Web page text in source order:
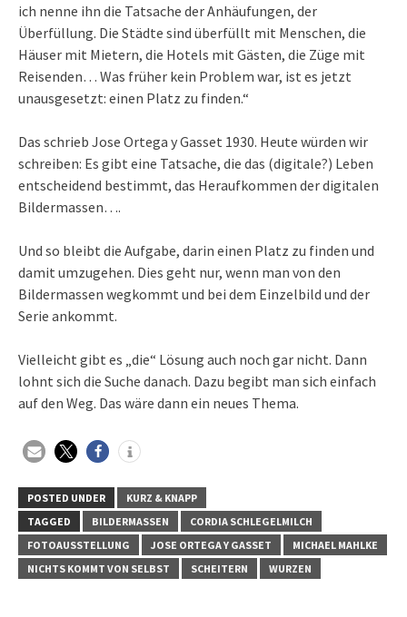
ich nenne ihn die Tatsache der Anhäufungen, der
Überfüllung. Die Städte sind überfüllt mit Menschen, die
Häuser mit Mietern, die Hotels mit Gästen, die Züge mit
Reisenden… Was früher kein Problem war, ist es jetzt
unausgesetzt: einen Platz zu finden.“
Das schrieb Jose Ortega y Gasset 1930. Heute würden wir
schreiben: Es gibt eine Tatsache, die das (digitale?) Leben
entscheidend bestimmt, das Heraufkommen der digitalen
Bildermassen….
Und so bleibt die Aufgabe, darin einen Platz zu finden und
damit umzugehen. Dies geht nur, wenn man von den
Bildermassen wegkommt und bei dem Einzelbild und der
Serie ankommt.
Vielleicht gibt es „die“ Lösung auch noch gar nicht. Dann
lohnt sich die Suche danach. Dazu begibt man sich einfach
auf den Weg. Das wäre dann ein neues Thema.
POSTED UNDER
KURZ & KNAPP
TAGGED
BILDERMASSEN
CORDIA SCHLEGELMILCH
FOTOAUSSTELLUNG
JOSE ORTEGA Y GASSET
MICHAEL MAHLKE
NICHTS KOMMT VON SELBST
SCHEITERN WURZEN